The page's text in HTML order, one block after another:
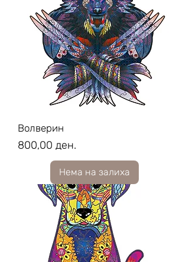
Волверин
Price
800,00 ден.
Нема на залиха